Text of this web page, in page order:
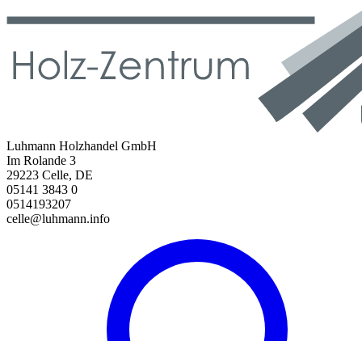
Luhmann Holzhandel GmbH
Im Rolande 3
29223 Celle, DE
05141 3843 0
0514193207
celle@luhmann.info